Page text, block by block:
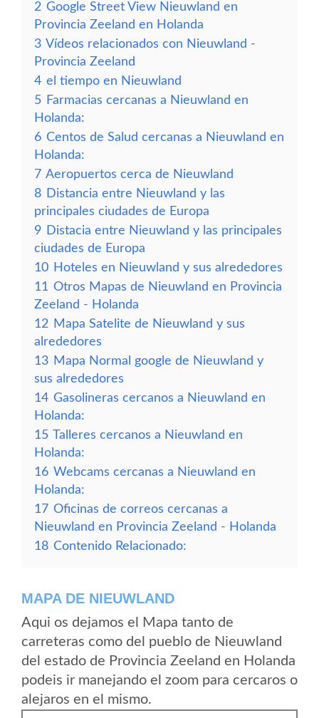
2 Google Street View Nieuwland en
Provincia Zeeland en Holanda
3 Vídeos relacionados con Nieuwland -
Provincia Zeeland
4 el tiempo en Nieuwland
5 Farmacias cercanas a Nieuwland en
Holanda:
6 Centos de Salud cercanas a Nieuwland en
Holanda:
7 Aeropuertos cerca de Nieuwland
8 Distancia entre Nieuwland y las
principales ciudades de Europa
9 Distacia entre Nieuwland y las principales
ciudades de Europa
10 Hoteles en Nieuwland y sus alrededores
11 Otros Mapas de Nieuwland en Provincia
Zeeland - Holanda
12 Mapa Satelite de Nieuwland y sus
alrededores
13 Mapa Normal google de Nieuwland y
sus alrededores
14 Gasolineras cercanos a Nieuwland en
Holanda:
15 Talleres cercanos a Nieuwland en
Holanda:
16 Webcams cercanas a Nieuwland en
Holanda:
17 Oficinas de correos cercanas a
Nieuwland en Provincia Zeeland - Holanda
18 Contenido Relacionado:
MAPA DE NIEUWLAND
Aqui os dejamos el Mapa tanto de
carreteras como del pueblo de Nieuwland
del estado de Provincia Zeeland en Holanda
podeis ir manejando el zoom para cercaros o
alejaros en el mismo.